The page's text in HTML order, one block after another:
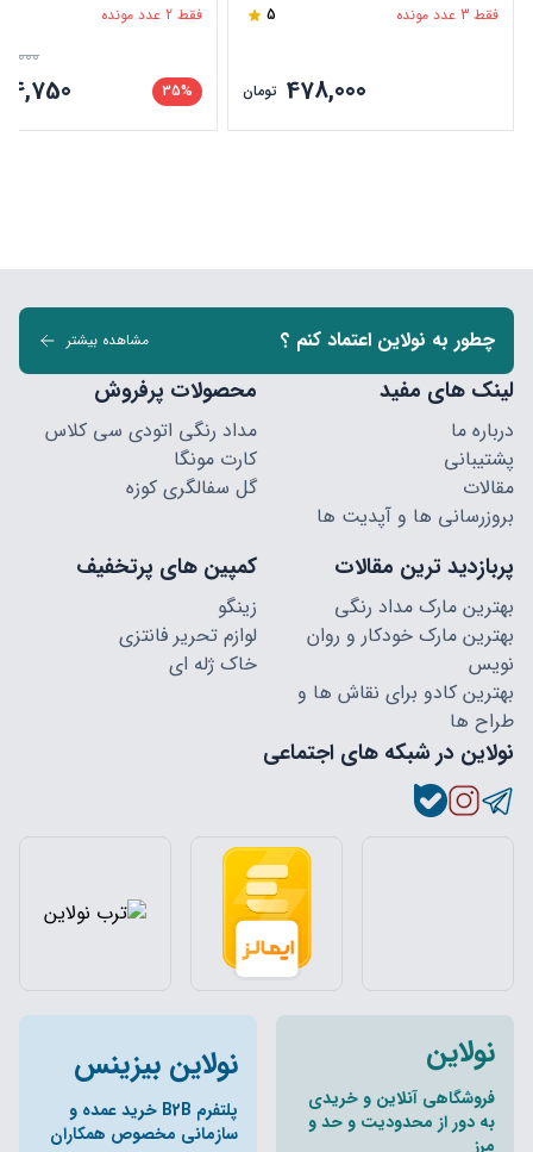
فقط 3 عدد مونده 5
478,000 تومان
فقط 2 عدد مونده
35%
چطور به نولاین اعتماد کنم ؟ مشاهده بیشتر
لینک های مفید
درباره ما
پشتیبانی
مقالات
بروزرسانی ها و آپدیت ها
محصولات پرفروش
مداد رنگی اتودی سی کلاس
کارت مونگا
گل سفالگری کوزه
پربازدید ترین مقالات
بهترین مارک مداد رنگی
بهترین مارک خودکار و روان
نویس
بهترین کادو برای نقاش ها و
طراح ها
کمپین های پرتخفیف
زینگو
لوازم تحریر فانتزی
خاک ژله ای
نولاین در شبکه های اجتماعی
نولاین
فروشگاهی آنلاین و خریدی
به دور از محدودیت و حد و
مرز
نولاین بیزینس
پلتفرم B2B خرید عمده و
سازمانی مخصوص همکاران